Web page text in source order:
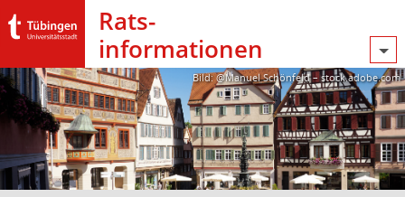
Rats­
informationen
Bild: @Manuel Schönfeld – stock.adobe.com